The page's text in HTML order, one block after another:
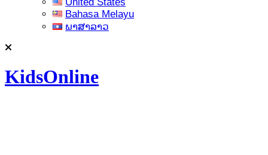
Bahasa Melayu
ພາສາລາວ
KidsOnline